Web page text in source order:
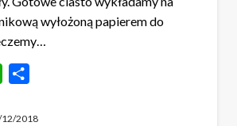
wyłożoną papierem do
WhatsApp
2018